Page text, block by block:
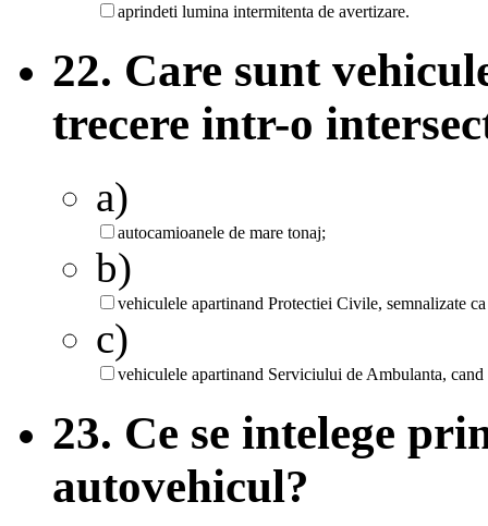
aprindeti lumina intermitenta de avertizare.
22. Care sunt
trecere intr-o
a)
autocamioanele de mare tonaj;
b)
vehiculele apartinand Protectiei Civile, semnalizate ca
c)
vehiculele apartinand Serviciului de Ambulanta,
23. Ce se intelege
autovehicul?